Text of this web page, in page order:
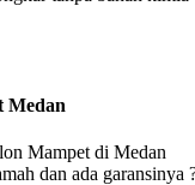
Medan
Mampet di Medan
dan ada garansinya